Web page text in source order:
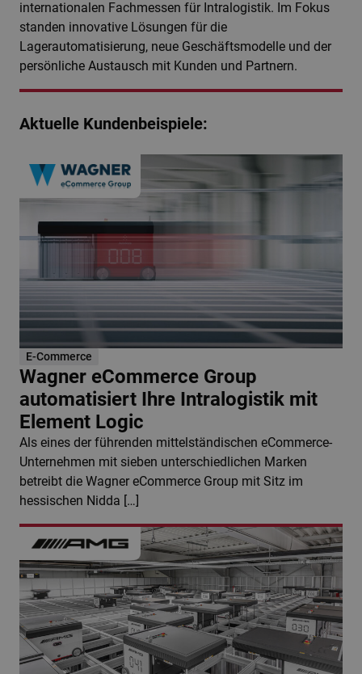
internationalen Fachmessen für Intralogistik. Im Fokus
standen innovative Lösungen für die
Lagerautomatisierung, neue Geschäftsmodelle und der
persönliche Austausch mit Kunden und Partnern.
Aktuelle Kundenbeispiele:
E-Commerce
Wagner eCommerce Group
automatisiert Ihre Intralogistik mit
Element Logic
Als eines der führenden mittelständischen eCommerce-
Unternehmen mit sieben unterschiedlichen Marken
betreibt die Wagner eCommerce Group mit Sitz im
hessischen Nidda […]